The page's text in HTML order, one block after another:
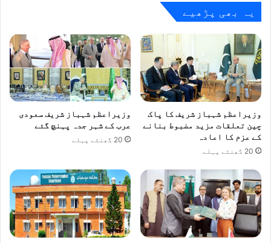
افتخار
یہ بھی پڑھیے
وزیراعظم شہباز شریف کا پاک
چین تعلقات مزید مضبوط بنانے
کے عزم کا اعادہ
20 گھنٹے پہلے
وزیراعظم شہباز شریف سعودی
عرب کے شہر جدہ پہنچ گئے
20 گھنٹے پہلے